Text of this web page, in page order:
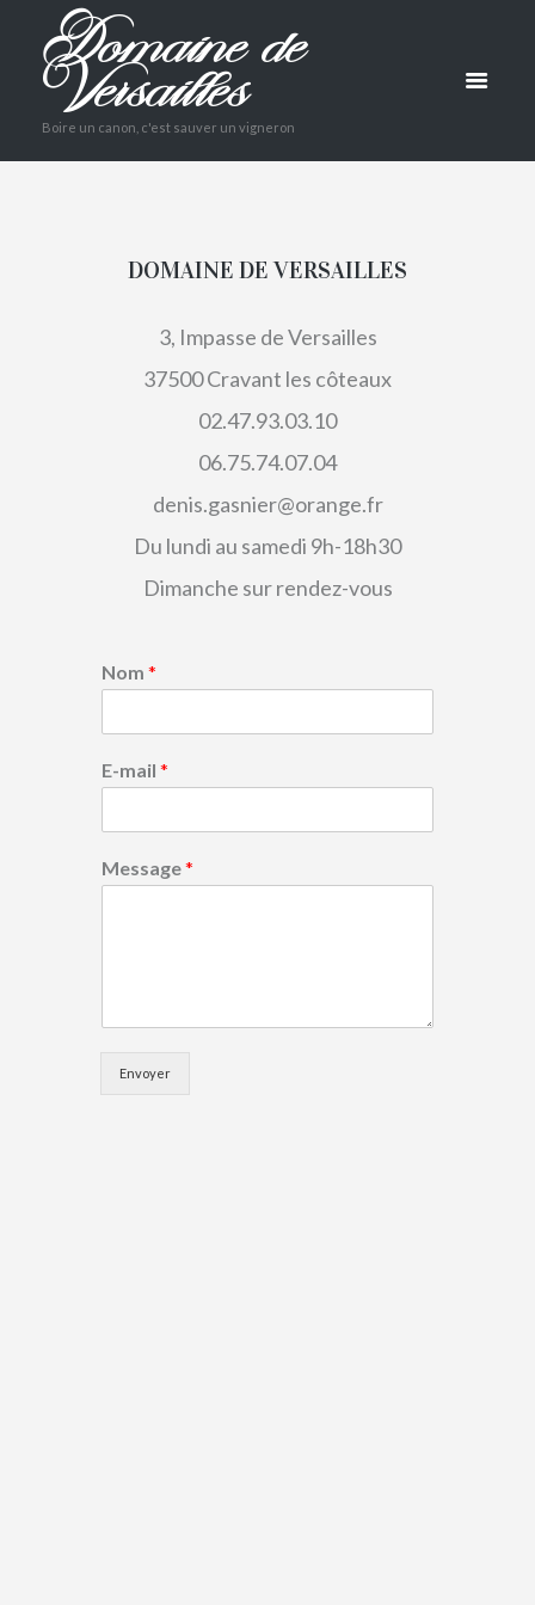
Domaine de
Versailles
Boire un canon, c'est sauver un vigneron
DOMAINE DE VERSAILLES
3, Impasse de Versailles
37500 Cravant les côteaux
02.47.93.03.10
06.75.74.07.04
denis.gasnier@orange.fr
Du lundi au samedi 9h-18h30
Dimanche sur rendez-vous
Nom *
E-mail *
Message*
Envoyer